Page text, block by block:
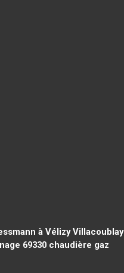
à Vélizy Villacoublay
69330 chaudière gaz